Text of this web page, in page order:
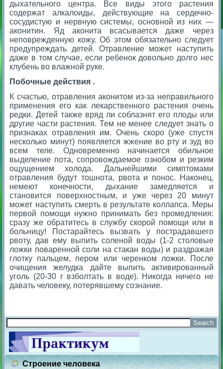
дыхательного центра. Все виды этого растения
содержат алкалоиды, действующие на сердечно-
сосудистую и нервную системы, основной из них —
аконитин. Яд аконита всасывается даже через
неповрежденную кожу. Об этом обязательно следует
предупреждать детей. Отравление может наступить
даже в том случае, если ребенок довольно долго нес
клубень во влажной руке.
Побочные действия .
К счастью, отравления аконитом из-за неправильного
применения его как лекарственного растения очень
редки. Детей также вряд ли соблазнят его плоды или
другие части растения. Тем не менее следует знать о
признаках отравления им. Очень скоро (уже спустя
несколько минут) появляется жжение во рту и зуд во
всем теле. Одновременно начинается обильное
выделение пота, сопровождаемое ознобом и резким
ощущением холода. Дальнейшими симптомами
отравления будут тошнота, рвота и понос. Наконец,
немеют конечности, дыхание замедляется и
становится поверхностным, и уже через 20 минут
может наступить смерть в результате коллапса. Меры
первой помощи нужно принимать без промедления:
сразу же обратитесь в службу скорой помощи или в
больницу! Постарайтесь вызвать у пострадавшего
рвоту, дав ему выпить соленой воды (1-2 столовые
ложки поваренной соли на стакан воды) и раздражая
глотку пальцем, пером или черенком ложки. После
очищения желудка дайте выпить активированный
уголь (20-30 г взболтать в воде). Никогда ничего не
давать человеку, потерявшему сознание.
Строение человека